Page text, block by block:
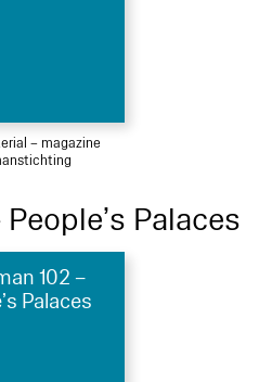
– magazine
Palaces
102 –
Palaces